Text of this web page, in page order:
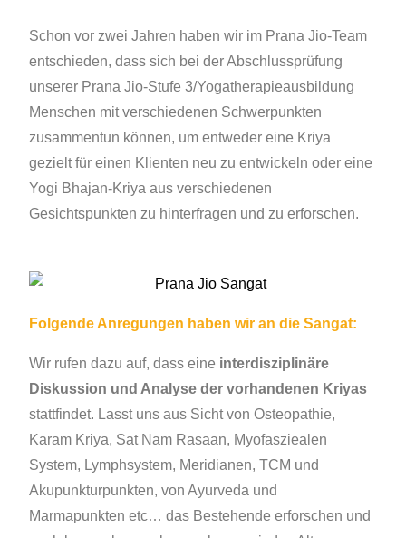
Schon vor zwei Jahren haben wir im Prana Jio-Team
entschieden, dass sich bei der Abschlussprüfung
unserer Prana Jio-Stufe 3/Yogatherapieausbildung
Menschen mit verschiedenen Schwerpunkten
zusammentun können, um entweder eine Kriya
gezielt für einen Klienten neu zu entwickeln oder eine
Yogi Bhajan-Kriya aus verschiedenen
Gesichtspunkten zu hinterfragen und zu erforschen.
Folgende Anregungen haben wir an die Sangat:
Wir rufen dazu auf, dass eine interdisziplinäre
Diskussion und Analyse der vorhandenen Kriyas
stattfindet. Lasst uns aus Sicht von Osteopathie,
Karam Kriya, Sat Nam Rasaan, Myofasziealen
System, Lymphsystem, Meridianen, TCM und
Akupunkturpunkten, von Ayurveda und
Marmapunkten etc… das Bestehende erforschen und